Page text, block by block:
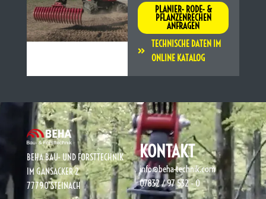
PLANIER- RODE- &
PFLANZENRECHEN
ANFRAGEN
TECHNISCHE DATEN IM
ONLINE KATALOG
BEHA BAU- UND FORSTTECHNIK
IM GANSACKER 2
77790 STEINACH
KONTAKT
info@beha-technik.com
07832 / 97 532 - 0